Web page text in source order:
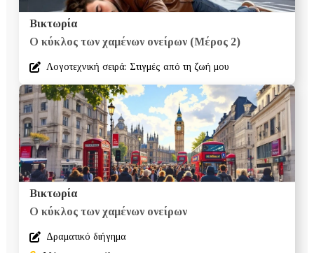
Βικτωρία
Ο κύκλος των χαμένων ονείρων (Μέρος 2)
Λογοτεχνική σειρά: Στιγμές από τη ζωή μου
Βικτωρία
Ο κύκλος των χαμένων ονείρων
Δραματικό διήγημα